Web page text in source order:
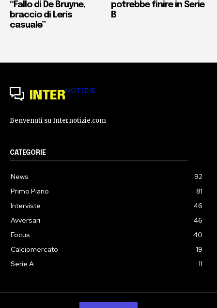
“Fallo di De Bruyne,
braccio di Leris
casuale”
potrebbe finire in Serie
B
INTERNOTIZIE
Benvenuti su Internotizie.com
CATEGORIE
News
92
Primo Piano
81
Interviste
46
Avversari
46
Focus
40
Calciomercato
19
Serie A
11